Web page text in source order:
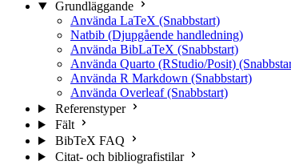
Grundläggande
Använda LaTeX (Snabbstart)
Natbib (Djupgående handledning)
Använda BibLaTeX (Snabbstart)
Använda Quarto (RStudio/Posit)
Använda R Markdown (Snabbstart)
Använda Overleaf (Snabbstart)
Referenstyper
Fält
BibTeX FAQ
Citat- och bibliografistilar